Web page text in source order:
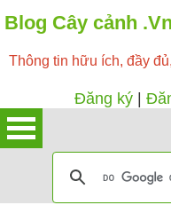
Blog Cây cảnh .Vn
Thông tin hữu ích, đầy
Đăng ký